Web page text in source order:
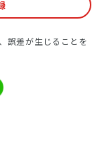
誤差が生じることを